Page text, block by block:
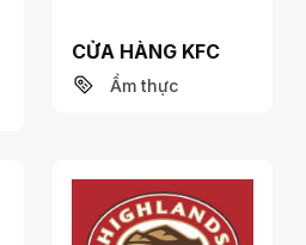
CỬA HÀNG KFC
Ẩm thực